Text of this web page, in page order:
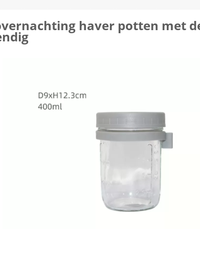
haver potten met